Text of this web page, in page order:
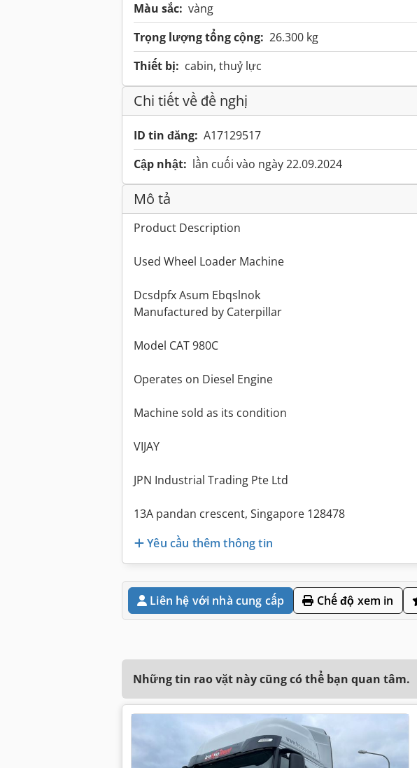
Màu sắc: vàng
Trọng lượng tổng cộng: 26.300 kg
Thiết bị: cabin, thuỷ lực
Chi tiết về đề nghị
ID tin đăng: A17129517
Cập nhật: lần cuối vào ngày 22.09.2024
Mô tả
Product Description
Used Wheel Loader Machine
Dcsdpfx Asum Ebqslnok
Manufactured by Caterpillar
Model CAT 980C
Operates on Diesel Engine
Machine sold as its condition
VIJAY
JPN Industrial Trading Pte Ltd
13A pandan crescent, Singapore 128478
Yêu cầu thêm thông tin
Liên hệ với nhà cung cấp Chế độ xem in
Những tin rao vặt này cũng có thể bạn quan tâm.